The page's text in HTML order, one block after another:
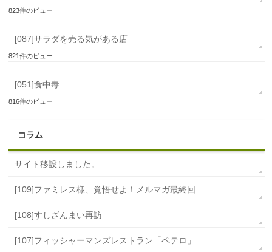
823件のビュー
[087]サラダを売る気がある店
821件のビュー
[051]食中毒
816件のビュー
コラム
サイト移設しました。
[109]ファミレス様、覚悟せよ！メルマガ最終回
[108]すしざんまい再訪
[107]フィッシャーマンズレストラン「ペテロ」